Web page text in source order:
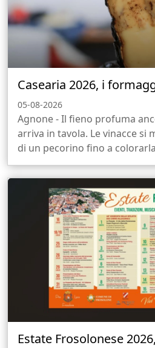
Casearia 2026, i
05-08-2026
Agnone - Il fieno profuma
arriva in tavola. Le vinacce si
di un pecorino fino a
Estate Frosolonese